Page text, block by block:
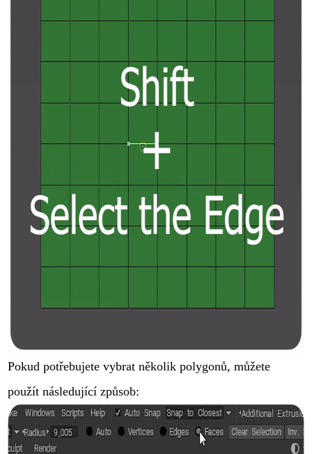
Pokud potřebujete vybrat několik polygonů, můžete
použít následující způsob: